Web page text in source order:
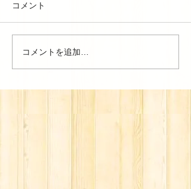
コメント
コメントを追加…